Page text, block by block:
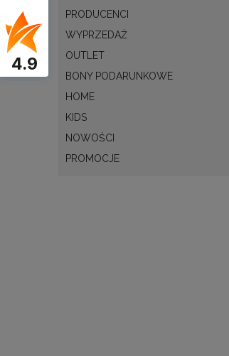
PRODUCENCI
WYPRZEDAŻ
OUTLET
BONY PODARUNKOWE
HOME
KIDS
NOWOŚCI
PROMOCJE
4.9